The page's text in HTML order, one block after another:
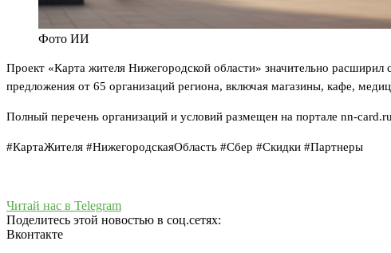
Фото ИИ
Проект «Карта жителя Нижегородской области» значительно
предложения от 65 организаций региона, включая магазины, кафе,
Полный перечень организаций и условий размещен на портале nn-
#КартаЖителя #НижегородскаяОбласть #Сбер #Скидки #Партнеры
Читай нас в Telegram
Поделитесь этой новостью в соц.сетях:
Вконтакте